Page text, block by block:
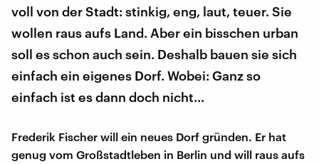
voll von der Stadt: stinkig, eng, laut, teuer. Sie
wollen raus aufs Land. Aber ein bisschen urban
soll es schon auch sein. Deshalb bauen sie sich
einfach ein eigenes Dorf. Wobei: Ganz so
einfach ist es dann doch nicht…
Frederik Fischer will ein neues Dorf gründen. Er hat
genug vom Großstadtleben in Berlin und will raus aufs